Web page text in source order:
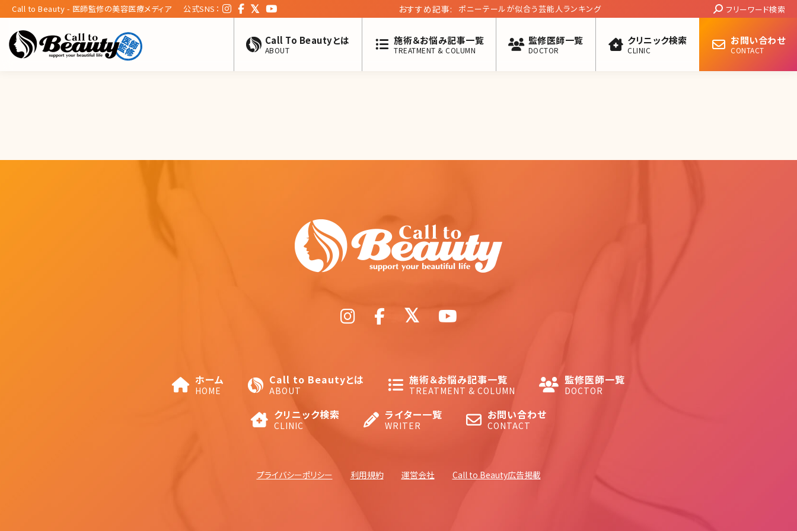
Call to Beauty - 医師監修の美容医療メディア 公式SNS： おすすめ記事: ポニーテールが似合う芸能人ランキング Search:
フリーワード検索
Call To Beautyとは
ABOUT
施術＆お悩み記事一覧
TREATMENT & COLUMN
監修医師一覧
DOCTOR
クリニック検索
CLINIC
お問い合わせ
CONTACT
ホーム
HOME
Call to Beautyとは
ABOUT
施術＆お悩み記事一覧
TREATMENT & COLUMN
監修医師一覧
DOCTOR
クリニック検索
CLINIC
ライター一覧
WRITER
お問い合わせ
CONTACT
プライバシーポリシー 利用規約 運営会社 Call to Beauty広告掲載